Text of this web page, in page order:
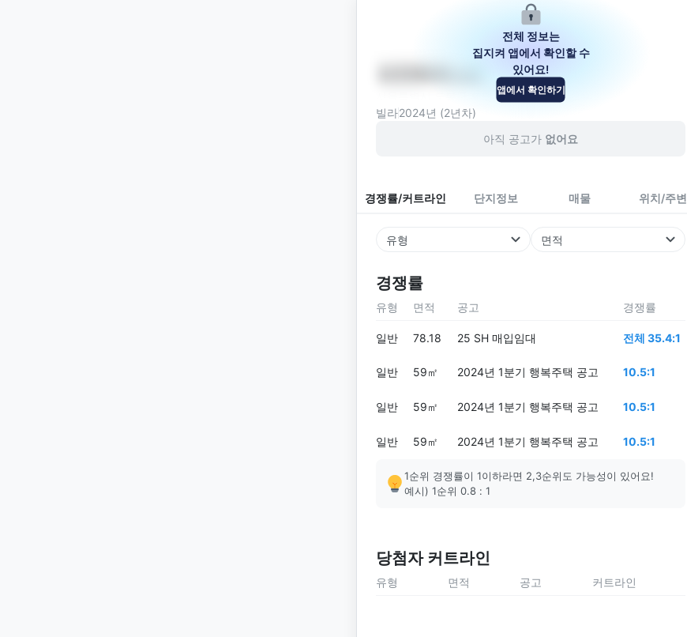
서울특별시 도봉구 도당로13라길 51
빌라2024년 (2년차)
아직 공고가 없어요
경쟁률/커트라인 단지정보 매물 위치/주변
유형 면적
경쟁률
전체 정보는
집지켜 앱에서 확인할 수
있어요!
앱에서 확인하기
유형 면적 공고 경쟁률
일반 78.18 25 SH 매입임대 전체 35.4:1
일반 59㎡ 2024년 1분기 행복주택 공고 10.5:1
일반 59㎡ 2024년 1분기 행복주택 공고 10.5:1
일반 59㎡ 2024년 1분기 행복주택 공고 10.5:1
1순위 경쟁률이 1이하라면 2,3순위도 가능성이 있어요!
예시) 1순위 0.8 : 1
당첨자 커트라인
유형 면적 공고 커트라인